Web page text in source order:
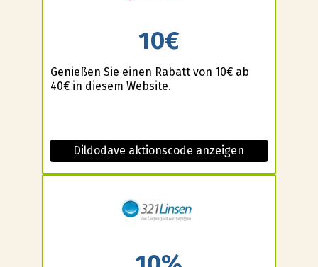
10€
Genießen Sie einen Rabatt von 10€ ab
40€ in diesem Website.
Dildodave aktionscode anzeigen